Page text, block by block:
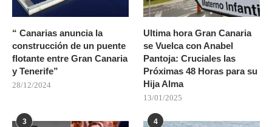
“ Canarias anuncia la
construcción de un puente
flotante entre Gran Canaria
y Tenerife”
28/12/2024
Ultima hora Gran Canaria
se Vuelca con Anabel
Pantoja: Cruciales las
Próximas 48 Horas para su
Hija Alma
13/01/2025
3 4